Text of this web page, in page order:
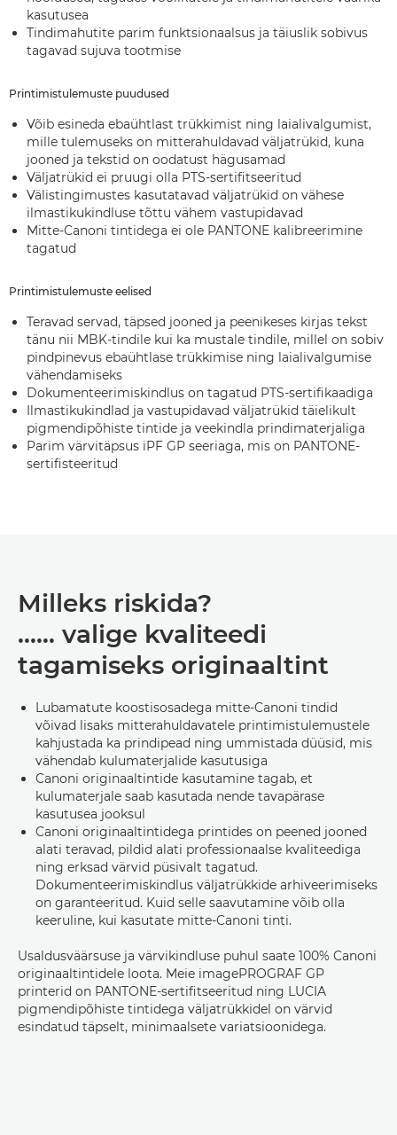
kasutusea
Tindimahutite parim funktsionaalsus ja täiuslik sobivus
tagavad sujuva tootmise
Printimistulemuste puudused
Võib esineda ebaühtlast trükkimist ning laialivalgumist,
mille tulemuseks on mitterahuldavad väljatrükid, kuna
jooned ja tekstid on oodatust hägusamad
Väljatrükid ei pruugi olla PTS-sertifitseeritud
Välistingimustes kasutatavad väljatrükid on vähese
ilmastikukindluse tõttu vähem vastupidavad
Mitte-Canoni tintidega ei ole PANTONE kalibreerimine
tagatud
Printimistulemuste eelised
Teravad servad, täpsed jooned ja peenikeses kirjas tekst
tänu nii MBK-tindile kui ka mustale tindile, millel on sobiv
pindpinevus ebaühtlase trükkimise ning laialivalgumise
vähendamiseks
Dokumenteerimiskindlus on tagatud PTS-sertifikaadiga
Ilmastikukindlad ja vastupidavad väljatrükid täielikult
pigmendipõhiste tintide ja veekindla prindimaterjaliga
Parim värvitäpsus iPF GP seeriaga, mis on PANTONE-
sertifisteeritud
Milleks riskida?
...... valige kvaliteedi
tagamiseks originaaltint
Lubamatute koostisosadega mitte-Canoni tindid
võivad lisaks mitterahuldavatele printimistulemustele
kahjustada ka prindipead ning ummistada düüsid, mis
vähendab kulumaterjalide kasutusiga
Canoni originaaltintide kasutamine tagab, et
kulumaterjale saab kasutada nende tavapärase
kasutusea jooksul
Canoni originaaltintidega printides on peened jooned
alati teravad, pildid alati professionaalse kvaliteediga
ning erksad värvid püsivalt tagatud.
Dokumenteerimiskindlus väljatrükkide arhiveerimiseks
on garanteeritud. Kuid selle saavutamine võib olla
keeruline, kui kasutate mitte-Canoni tinti.
Usaldusväärsuse ja värvikindluse puhul saate 100% Canoni
originaaltintidele loota. Meie imagePROGRAF GP
printerid on PANTONE-sertifitseeritud ning LUCIA
pigmendipõhiste tintidega väljatrükkidel on värvid
esindatud täpselt, minimaalsete variatsioonidega.